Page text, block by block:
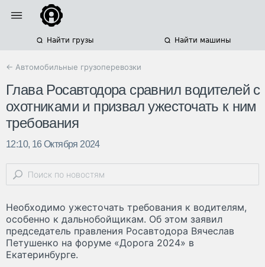
Найти грузы Найти машины
← Автомобильные грузоперевозки
Глава Росавтодора сравнил водителей с
охотниками и призвал ужесточать к ним
требования
12:10, 16 Октября 2024
Необходимо ужесточать требования к водителям,
особенно к дальнобойщикам. Об этом заявил
председатель правления Росавтодора Вячеслав
Петушенко на форуме «Дорога 2024» в
Екатеринбурге.